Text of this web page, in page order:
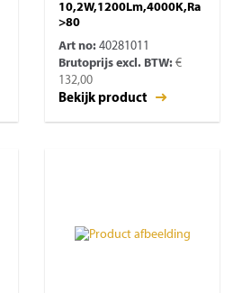
10,2W,1200Lm,4000K,Ra
>80
Art no: 40281011
Brutoprijs excl. BTW: €
132,00
Bekijk product